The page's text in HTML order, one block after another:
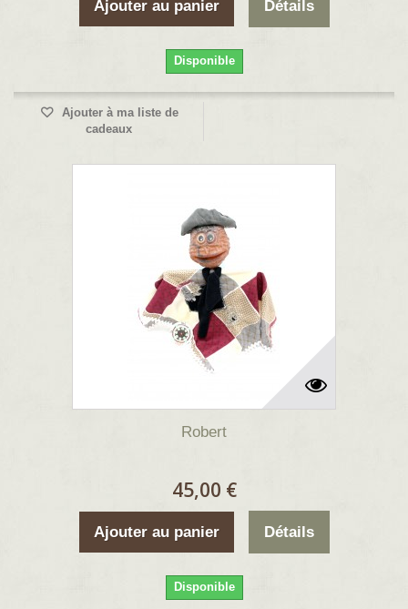
Ajouter au panier Détails
Disponible
Ajouter à ma liste de
cadeaux
Robert
45,00 €
Ajouter au panier Détails
Disponible